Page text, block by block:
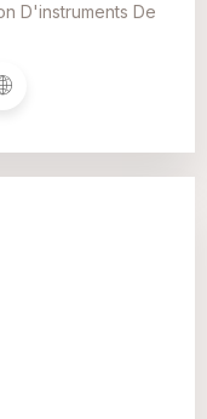
D'instruments De